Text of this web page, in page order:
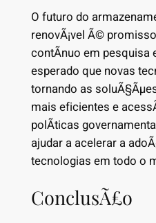
O futuro do
renovÃ¡vel Ã©
contÃ­nuo em pesquisa
esperado que novas
tornando as
mais eficientes e
polÃ­ticas
ajudar a acelerar a
tecnologias em todo o
ConclusÃ£o